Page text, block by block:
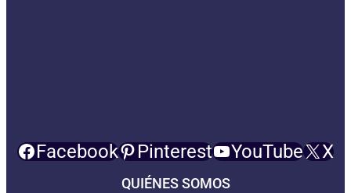
Facebook Pinterest YouTube X
QUIÉNES SOMOS